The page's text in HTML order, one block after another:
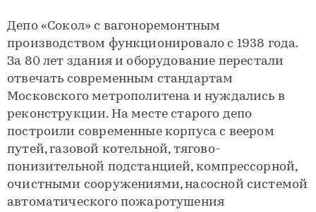
Депо «Сокол» с вагоноремонтным
производством функционировало с 1938 года.
За 80 лет здания и оборудование перестали
отвечать современным стандартам
Московского метрополитена и нуждались в
реконструкции. На месте старого депо
построили современные корпуса с веером
путей, газовой котельной, тягово-
понизительной подстанцией, компрессорной,
очистными сооружениями, насосной системой
автоматического пожаротушения